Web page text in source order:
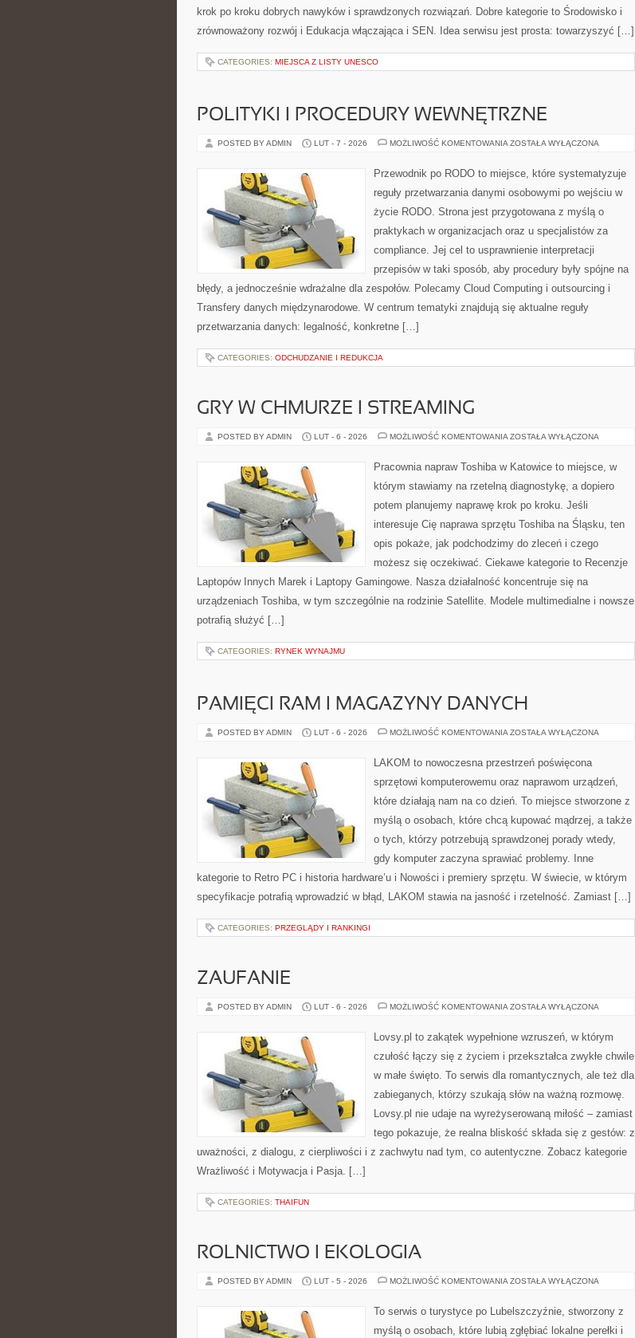
krok po kroku dobrych nawyków i sprawdzonych rozwiązań. Dobre kategorie to Środowisko i
zrównoważony rozwój i Edukacja włączająca i SEN. Idea serwisu jest prosta: towarzyszyć […]
CATEGORIES: MIEJSCA Z LISTY UNESCO
POLITYKI I PROCEDURY WEWNĘTRZNE
POSTED BY ADMIN LUT - 7 - 2026 MOŻLIWOŚĆ KOMENTOWANIA POLITYKI
WEWNĘTRZNE
ZOSTAŁA WYŁĄCZONA
Przewodnik po RODO to miejsce, które systematyzuje
reguły przetwarzania danymi osobowymi po wejściu w
życie RODO. Strona jest przygotowana z myślą o
praktykach w organizacjach oraz u specjalistów za
compliance. Jej cel to usprawnienie interpretacji
przepisów w taki sposób, aby procedury były spójne na
błędy, a jednocześnie wdrażalne dla zespołów. Polecamy Cloud Computing i outsourcing i
Transfery danych międzynarodowe. W centrum tematyki znajdują się aktualne reguły
przetwarzania danych: legalność, konkretne […]
CATEGORIES: ODCHUDZANIE I REDUKCJA
GRY W CHMURZE I STREAMING
POSTED BY ADMIN LUT - 6 - 2026 MOŻLIWOŚĆ KOMENTOWANIA GRY
I
STREAMING
ZOSTAŁA WYŁĄCZONA
Pracownia napraw Toshiba w Katowice to miejsce, w
którym stawiamy na rzetelną diagnostykę, a dopiero
potem planujemy naprawę krok po kroku. Jeśli
interesuje Cię naprawa sprzętu Toshiba na Śląsku, ten
opis pokaże, jak podchodzimy do zleceń i czego
możesz się oczekiwać. Ciekawe kategorie to Recenzje
Laptopów Innych Marek i Laptopy Gamingowe. Nasza działalność koncentruje się na
urządzeniach Toshiba, w tym szczególnie na rodzinie Satellite. Modele multimedialne i nowsze
potrafią służyć […]
CATEGORIES: RYNEK WYNAJMU
PAMIĘCI RAM I MAGAZYNY DANYCH
POSTED BY ADMIN LUT - 6 - 2026 MOŻLIWOŚĆ KOMENTOWANIA PAMIĘCI
MAGAZYNY
DANYCH
ZOSTAŁA WYŁĄCZONA
LAKOM to nowoczesna przestrzeń poświęcona
sprzętowi komputerowemu oraz naprawom urządzeń,
które działają nam na co dzień. To miejsce stworzone z
myślą o osobach, które chcą kupować mądrzej, a także
o tych, którzy potrzebują sprawdzonej porady wtedy,
gdy komputer zaczyna sprawiać problemy. Inne
kategorie to Retro PC i historia hardware’u i Nowości i premiery sprzętu. W świecie, w którym
specyfikacje potrafią wprowadzić w błąd, LAKOM stawia na jasność i rzetelność. Zamiast […]
CATEGORIES: PRZEGLĄDY I RANKINGI
ZAUFANIE
POSTED BY ADMIN LUT - 6 - 2026 MOŻLIWOŚĆ KOMENTOWANIA ZAUFANIE
ZOSTAŁA WYŁĄCZONA
Lovsy.pl to zakątek wypełnione wzruszeń, w którym
czułość łączy się z życiem i przekształca zwykłe chwile
w małe święto. To serwis dla romantycznych, ale też dla
zabieganych, którzy szukają słów na ważną rozmowę.
Lovsy.pl nie udaje na wyreżyserowaną miłość – zamiast
tego pokazuje, że realna bliskość składa się z gestów: z
uważności, z dialogu, z cierpliwości i z zachwytu nad tym, co autentyczne. Zobacz kategorie
Wrażliwość i Motywacja i Pasja. […]
CATEGORIES: THAIFUN
ROLNICTWO I EKOLOGIA
POSTED BY ADMIN LUT - 5 - 2026 MOŻLIWOŚĆ KOMENTOWANIA ROLNICTWO
ZOSTAŁA WYŁĄCZONA
To serwis o turystyce po Lubelszczyźnie, stworzony z
myślą o osobach, które lubią zgłębiać lokalne perełki i